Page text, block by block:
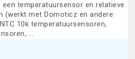
temperatuursensor en relatieve
(werkt met Domoticz en andere
10k temperatuursensoren,
...